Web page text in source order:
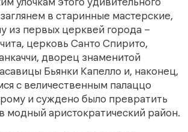
в старинные мастерские,
из первых церквей города –
церковь Санто Спирито,
дворец знаменитой
Бьянки Капелло и, наконец,
с величественным палаццо
и суждено было превратить
модный аристократический район.